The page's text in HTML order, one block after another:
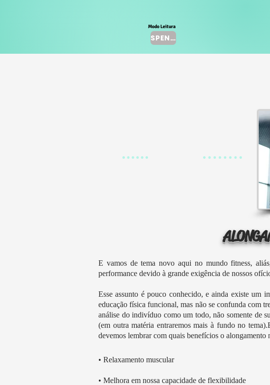
Modo Leitura
SPENTO
E vamos de tema novo aqui no mundo fitness,
performance devido à grande exigência de nossos
Esse assunto é pouco conhecido, e ainda existe um
educação física funcional, mas não se confunda com
análise do indivíduo como um todo, não somente de
(em outra matéria entraremos mais à fundo no
devemos lembrar com quais benefícios o alongamento
• Relaxamento muscular
• Melhora em nossa capacidade de flexibilidade